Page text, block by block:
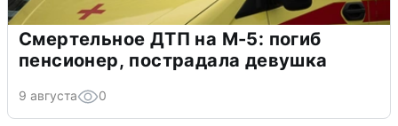
Смертельное ДТП на М-5: погиб
пенсионер, пострадала девушка
9 августа 0